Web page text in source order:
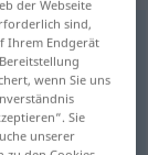
der Webseite
sind,
Ihrem Endgerät
wenn Sie uns
Sie
unserer